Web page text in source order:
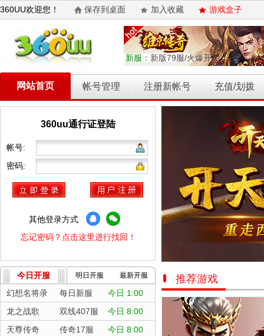
360UU欢迎您！ 保存到桌面 加入收藏 游戏盒子
新服： 新版79服/火爆开启
网站首页 帐号管理 注册新帐号 充值/划拨
360uu通行证登陆
帐号:
密码:
其他登录方式
忘记密码？点击这里进行找回！
今日开服 明日开服 最新开服
幻想名将录 每日新服
今日 1:00
龙之战歌
双线407服
今日 8:00
天尊传奇
传奇17服
今日 8:00
推荐游戏